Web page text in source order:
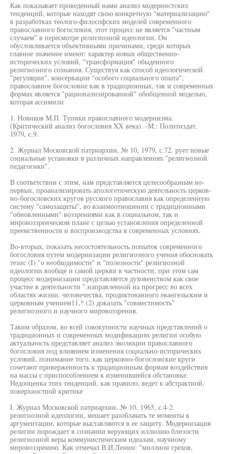
Как показывает проведенный нами анализ модернистских
тенденций, которые находят свою конкретную "материализацию"
в разработках теолого-философских моделей современного
православного богословия, этот процесс не является "частным
случаем" в пересмотре религиозной идеологии. Он
обусловливается объективными причинами, среди которых
главное значение имеют: характер новых общественно-
исторических условий, "трансформация" обыденного
религиозного сознания. Существуя как способ идеологической
"регуляции", консервации "особого социального опыта",
православное богословие как в традиционных, так и современных
формах является "рационализированной" обобщенной моделью,
которая ассимили
1. Новиков М.П. Тупики православного модернизма.
(Критический анализ богословия XX века). -М.: Политиздат,
1979, с.9.
2. Журнал Московской патриархии, № 10, 1979, с.72. рует новые
социальные установки в различных направлениях "религиозной
педагогики".
В соответствии с этим, нам представляется целесообразным во-
первых, проанализировать апологетическую деятельность церков-
но-богословских кругов русского православия как определенную
систему "самозащиты", во взаимоотношении с традиционными
"обновленными" воззрениями как в социальном, так и
мировоззренческом плане с целью установления определенной
преемственности и воспроизводства в современных условиях.
Во-вторых, показать несостоятельность попыток современного
богословия путем модернизации религиозного учения обосновать
тезис (I) "о необходимости" и "полезности" религиозной
идеологии вообще и самой церкви в частности, при этом сам
процесс модернизации представляется духовенством как свое
участие в деятельности ".направленной на прогресс во всех
областях жизни. человечества, продиктованного евангельским и
церковным учением11,* (2) доказать "совместимость"
религиозного и научного мировоззрения.
Таким образом, во всей совокупности научных представлений о
традиционных и современных модификациях религии особую
актуальность представляет анализ эволюции православного
богословия под влиянием изменения социально-исторических
условий, понимание того, как церковно-богословские круги
сочетают приверженность к традиционным формам воздействия
на массы с приспособлением к изменившейся обстановке.
Недооценка этих тенденций, как правило, ведет к абстрактной,
поверхностной критике
I. Журнал Московской патриархии, № 10, 1965, с.4-2.
религиозной идеологии, мешает разоблачать те моменты в
аргументации, которые выставляются в ее защиту. Модернизация
религии порождает в сознании верующих иллюзию близости
религиозной веры коммунистическим идеалам, научному
мировоззрению. Как отмечал В.И.Ленин: "миллион грехов,